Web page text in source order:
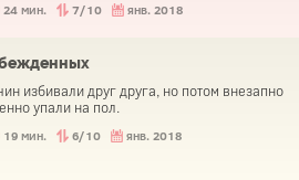
24 мин. 7/10 янв. 2018
избивали друг друга, но потом внезапно
упали на пол.
19 мин. 6/10 янв. 2018